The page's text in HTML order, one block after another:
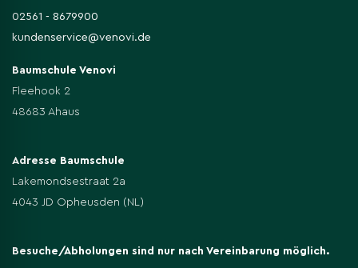
02561 - 8679900
kundenservice@venovi.de
Baumschule Venovi
Fleehook 2
48683 Ahaus
Adresse Baumschule
Lakemondsestraat 2a
4043 JD Opheusden (NL)
Besuche/Abholungen sind nur nach Vereinbarung möglich.